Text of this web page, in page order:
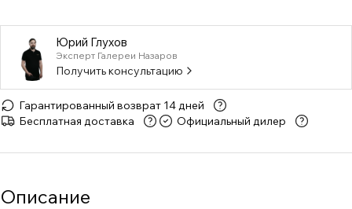
Юрий Глухов
Эксперт Галереи Назаров
Получить консультацию
Гарантированный возврат 14 дней
Бесплатная доставка
Официальный дилер
Описание